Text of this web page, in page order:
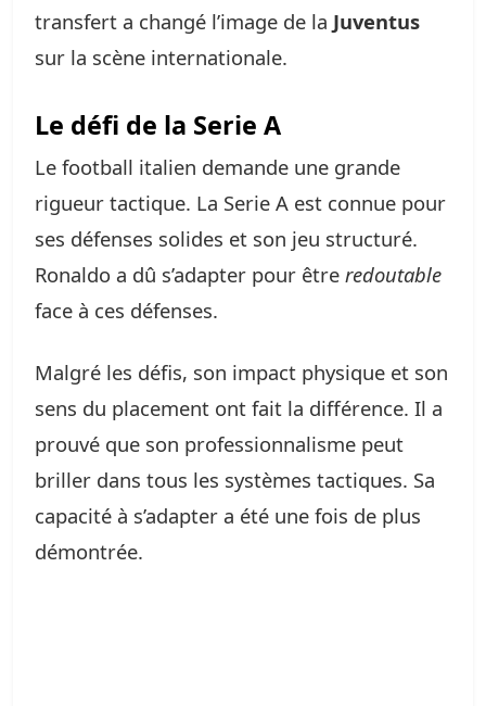
transfert a changé l’image de la Juventus
sur la scène internationale.
Le défi de la Serie A
Le football italien demande une grande
rigueur tactique. La Serie A est connue pour
ses défenses solides et son jeu structuré.
Ronaldo a dû s’adapter pour être redoutable
face à ces défenses.
Malgré les défis, son impact physique et son
sens du placement ont fait la différence. Il a
prouvé que son professionnalisme peut
briller dans tous les systèmes tactiques. Sa
capacité à s’adapter a été une fois de plus
démontrée.